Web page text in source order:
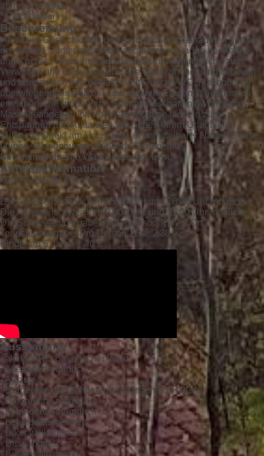
anfrage senden
* Pflichtfelder
Beschreibung
Herzliche Gastlichkeit in den gemütlichen Gasträumen und auf
der großen Südterrasse mit Panoramablick laden bei Kaffee
und Kuchen, Brotzeiten und der bekannt guten Küche zum
Verweilen und Genießen ein. Alle Gästezimmer sind liebevoll
und harmonisch neu gestaltet, mit Dusche/WC, Flachbild-TV,
überwiegend mit Balkon - und mit dem Etagenlift bequem zu
erreichen. Die großzügige Saunalandschaft mit Whirlwanne,
Massageangebot, Infrarot-Wärmekabine lädt ein zum
Entspannen und Auftanken.Wir geben Ihrem Urlaub ein
Zuhause. Direkt am Haus, bzw. in unmittelbarer Nähe:· Skilifte·
Loipen· Wanderwege· Bullcart - Sommerlift·
Sommerrodelbahn· Waldwipfelweg, uvm.
Anreiseinformation
keine Auswahl getroffen
Die Anreise ist zwischen 15:00 Uhr und 20:00 Uhr möglich.
Die Abreise ist zwischen 01:00 Uhr und 11:00 Uhr möglich.
Die Schlüsselübergabe erfolgt persönlich vor Ort.
Tourismusabgabe: Pro Person, Erw. 2.30.
Kinder ab 6 Jahre 1.40 €
Ausstattung
- aktivCARD Bayerischer Wald
- Allergikerfreundlich
- Aufzug
- Barrierefrei für Gehbehinderte (nach DEHOGA)
- Barzahlung möglich
- behindertenfreundlich
- behindertengerecht
- Biker willkommen
- Busparkplatz
- Busse willkommen